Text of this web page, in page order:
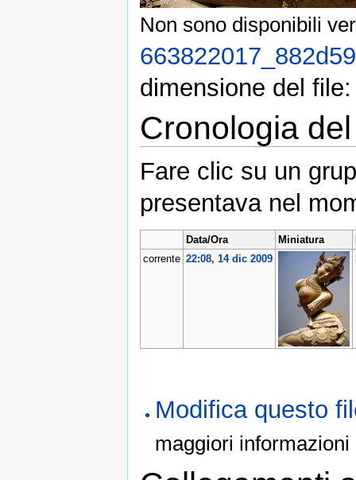
Non sono disponibili
dimensione del
Cronologia
Fare clic su un
presentava nel
Data/Ora Miniatura
corrente 22:08, 14 dic 2009
Modifica questo
maggiori